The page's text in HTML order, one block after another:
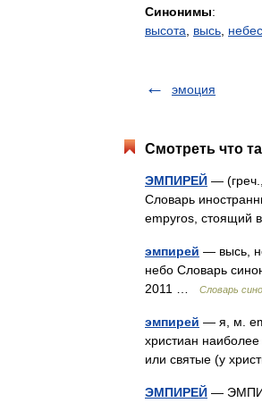
Синонимы:
высота
высь
эмоция
Смотреть что
ЭМПИРЕЙ —
Словарь
empyros, стоящий
эмпирей — высь,
небо Словарь
2011 …
Словарь
эмпирей — я, м.
христиан
или святые (у
ЭМПИРЕЙ —